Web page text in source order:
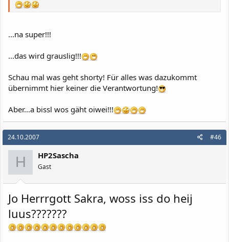
...na super!!!
...das wird grauslig!!!
Schau mal was geht shorty! Für alles was dazukommt
übernimmt hier keiner die Verantwortung!
Aber...a bissl wos gäht oiwei!!!
24.10.2007 #46
H HP2Sascha
Gast
Jo Herrrgott Sakra, woss iss do heij
luus???????